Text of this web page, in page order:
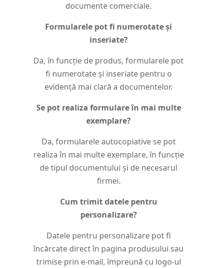
documente comerciale.
Formularele pot fi numerotate și
inseriate?
Da, în funcție de produs, formularele pot
fi numerotate și inseriate pentru o
evidență mai clară a documentelor.
Se pot realiza formulare în mai multe
exemplare?
Da, formularele autocopiative se pot
realiza în mai multe exemplare, în funcție
de tipul documentului și de necesarul
firmei.
Cum trimit datele pentru
personalizare?
Datele pentru personalizare pot fi
încărcate direct în pagina produsului sau
trimise prin e-mail, împreună cu logo-ul